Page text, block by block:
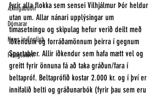
Æfingabúðir
Dómarar
News in English
Félagsstörf
fyrir alla flokka sem sensei Vilhjálmur Þór heldur
utan um. Allar nánari upplýsingar um
tímasetningu og skipulag hefur verið deilt með
iðkendum og forráðamönnum þeirra í gegnum
Sportabler. Allir iðkendur sem hafa mætt vel og
greitt fyrir önnuna fá að taka gráðun/fara í
beltapróf. Beltaprófið kostar 2.000 kr. og í því er
innifalið belti og gráðunarbók (fyrir þau sem eru